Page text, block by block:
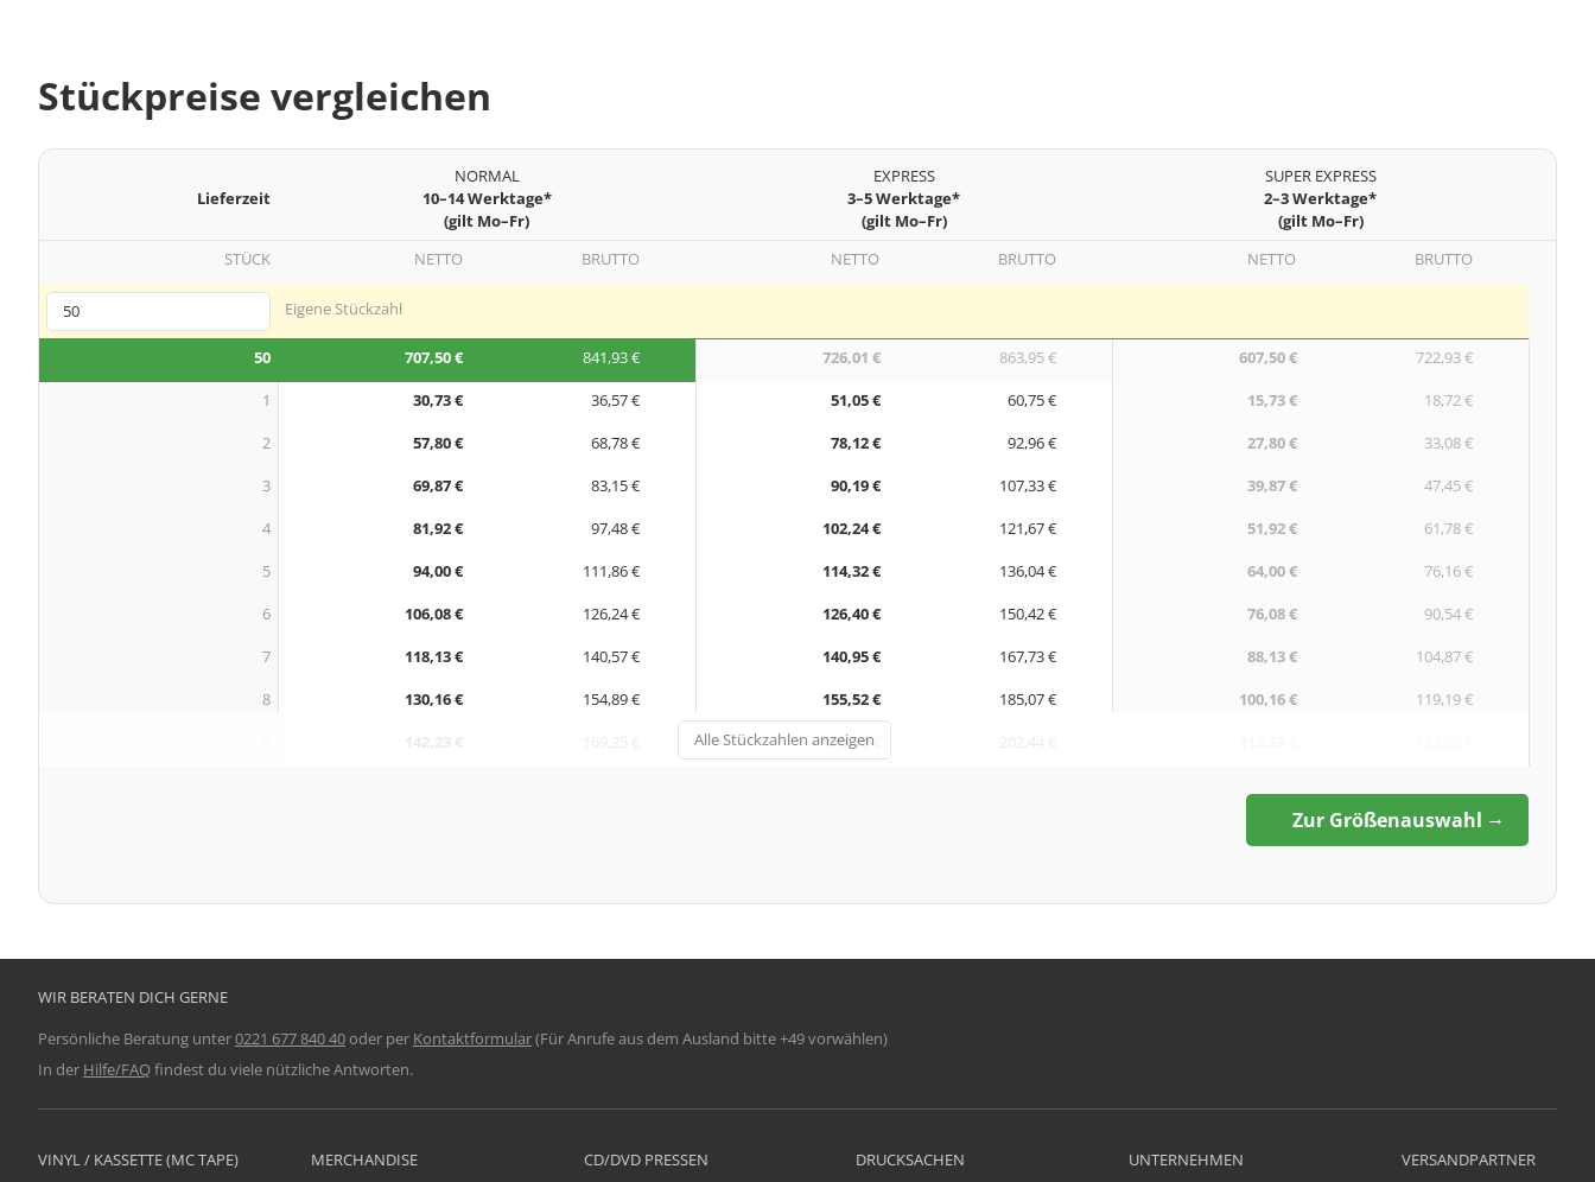
Stückpreise vergleichen
Lieferzeit
NORMAL
10–14 Werktage*
(gilt Mo–Fr)
EXPRESS
3–5 Werktage*
(gilt Mo–Fr)
SUPER EXPRESS
2–3 Werktage*
(gilt Mo–Fr)
STÜCK
NETTO BRUTTO NETTO BRUTTO NETTO BRUTTO
Eigene Stückzahl
50 707,50 € 841,93 € 726,01 € 863,95 € 607,50 €
722,93 €
1
30,73 € 36,57 € 51,05 € 60,75 € 15,73 €
18,72 €
2
57,80 € 68,78 € 78,12 € 92,96 € 27,80 €
33,08 €
3
69,87 € 83,15 € 90,19 € 107,33 € 39,87 €
47,45 €
4
81,92 € 97,48 € 102,24 € 121,67 € 51,92 €
61,78 €
5
94,00 € 111,86 € 114,32 € 136,04 € 64,00 €
76,16 €
6
106,08 € 126,24 € 126,40 € 150,42 € 76,08 €
90,54 €
7
118,13 € 140,57 € 140,95 € 167,73 € 88,13 €
104,87 €
8
130,16 € 154,89 € 155,52 € 185,07 € 100,16 €
119,19 €
170,12 €
Alle Stückzahlen anzeigen
Zur Größenauswahl
WIR BERATEN DICH GERNE
Persönliche Beratung unter0221 677 840 40oder per Kontaktformular(Für Anrufe aus dem Ausland bitte +49 vorwählen)
In der Hilfe/FAQfindest du viele nützliche Antworten.
VINYL / KASSETTE (MC TAPE) MERCHANDISE CD/DVD PRESSEN DRUCKSACHEN UNTERNEHMEN VERSANDPARTNER